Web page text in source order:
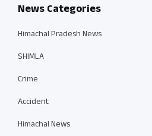
News Categories
Himachal Pradesh News
SHIMLA
Crime
Accident
Himachal News